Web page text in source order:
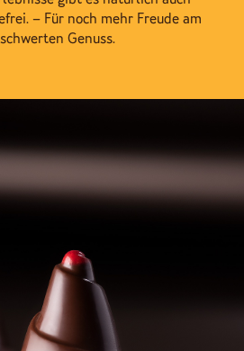
– Für noch mehr Freude am
Genuss.